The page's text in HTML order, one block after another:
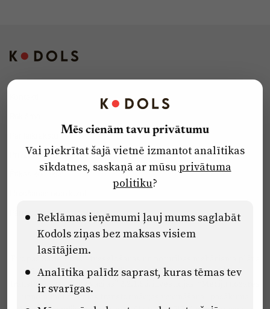
Privātuma politika
Ētikas kodekss
Pārredzamības paziņojumi
Eiropas Savienības Atveseļošanas un noturības mehānisma plāna
2.2. reformu un investīciju virziena “Uzņēmumu digitālā
transformācija un inovācijas” 2.2.1.5.i. investīcijas “Mediju nozares
uzņēmumu digitālās transformācijas veicināšana” pasākuma
Mēs cienām tavu privātumu
Vai piekrītat šajā vietnē izmantot analītikas
sīkdatnes, saskaņā ar mūsuprivātuma
politiku?
Reklāmas ieņēmumi ļauj mums saglabāt
Kodols ziņas bez maksas visiem
lasītājiem.
Analītika palīdz saprast, kuras tēmas tev
ir svarīgas.